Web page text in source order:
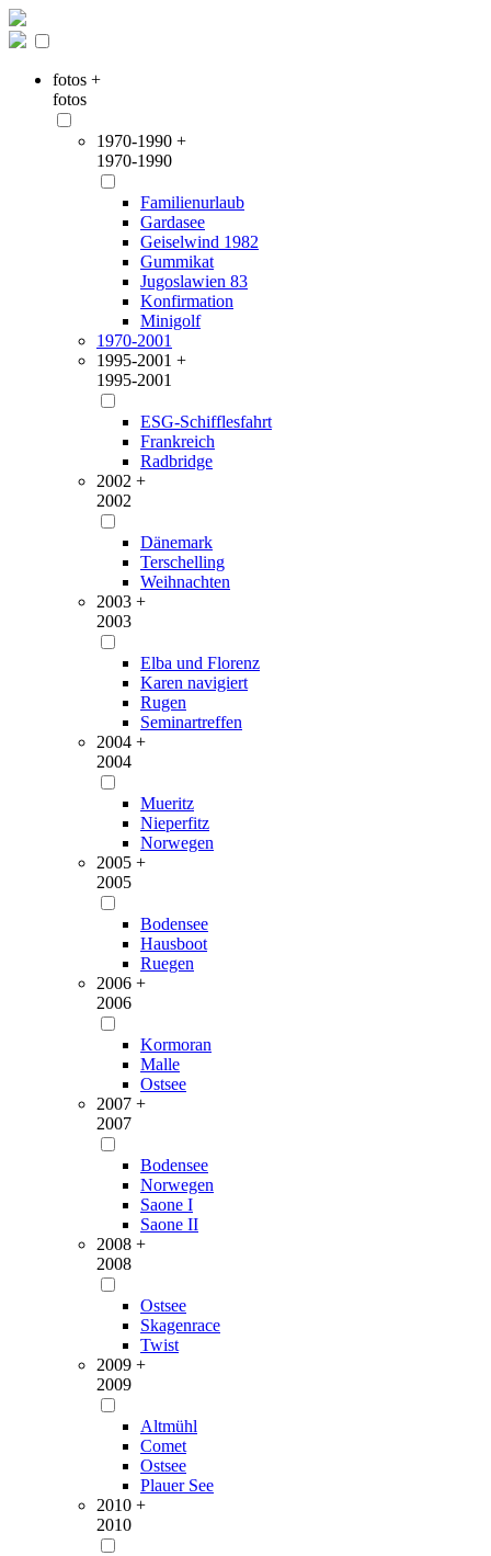
fotos +
fotos
1970-1990 +
1970-1990
Familienurlaub
Gardasee
Geiselwind 1982
Gummikat
Jugoslawien 83
Konfirmation
Minigolf
1970-2001
1995-2001 +
1995-2001
ESG-Schifflesfahrt
Frankreich
Radbridge
2002 +
2002
Dänemark
Terschelling
Weihnachten
2003 +
2003
Elba und Florenz
Karen navigiert
Rugen
Seminartreffen
2004 +
2004
Mueritz
Nieperfitz
Norwegen
2005 +
2005
Bodensee
Hausboot
Ruegen
2006 +
2006
Kormoran
Malle
Ostsee
2007 +
2007
Bodensee
Norwegen
Saone I
Saone II
2008 +
2008
Ostsee
Skagenrace
Twist
2009 +
2009
Altmühl
Comet
Ostsee
Plauer See
2010 +
2010